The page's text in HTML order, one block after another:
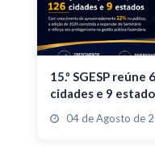
15.º SGESP
cidades e 9
04 de Agosto de